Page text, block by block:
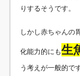
りするそうです。
しかし赤ちゃんの
化能力的にも生
う考えが一般的です